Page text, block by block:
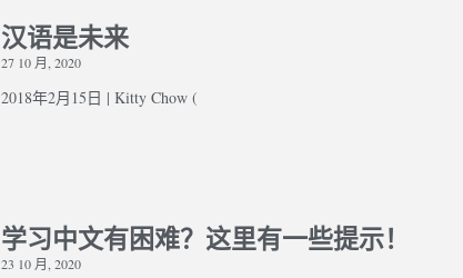
汉语是未来
27 10 月, 2020
2018年2月15日 | Kitty Chow (
学习中文有困难？这里有一些提示！
23 10 月, 2020